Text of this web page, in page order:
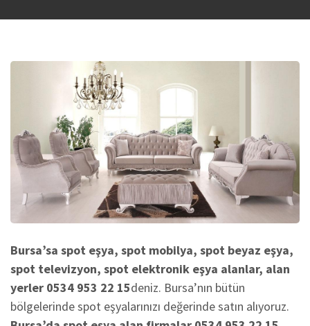
Bursa’sa spot eşya, spot mobilya, spot beyaz eşya,
spot televizyon, spot elektronik eşya alanlar, alan
yerler 0534 953 22 15deniz. Bursa’nın bütün
bölgelerinde spot eşyalarınızı değerinde satın alıyoruz.